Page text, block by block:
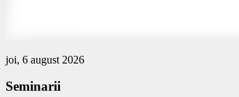
joi, 6 august 2026
Seminarii